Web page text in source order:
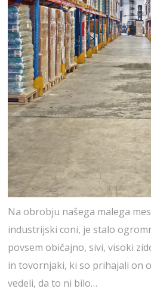
Na obrobju našega malega
industrijski coni, je stalo
povsem običajno, sivi, visoki
in tovornjaki, ki so prihajali on
vedeli, da to ni bilo…